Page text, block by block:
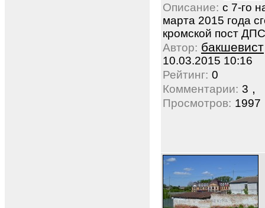
Описание: с 7-го
марта 2015 года
кромской пост
Автор: бакшевист
10.03.2015 10:16
Рейтинг: 0
Комментарии: 3 ,
Просмотров: 1997